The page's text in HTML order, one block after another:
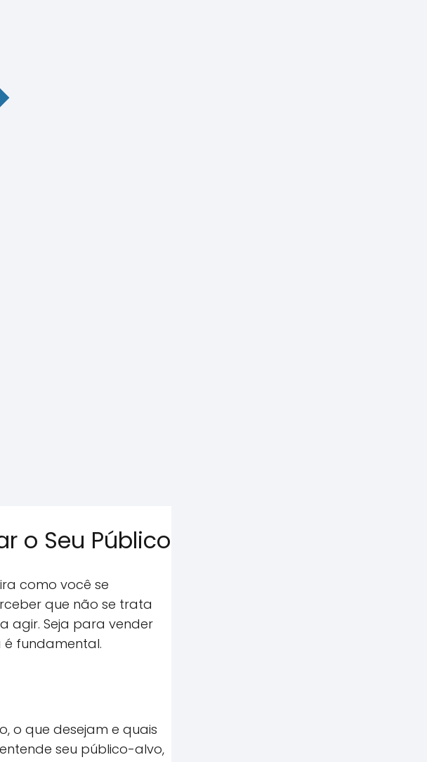
o Seu Público
como você se
que não se trata
agir. Seja para vender
é fundamental.
o que desejam e quais
seu público-alvo,